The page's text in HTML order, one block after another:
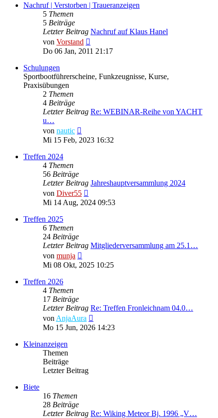
Nachruf | Verstorben | Traueranzeigen
5 Themen
5 Beiträge
Letzter Beitrag Nachruf auf Klaus Hanel
von Vorstand
Beitrag
Do 06 Jan, 2011 21:17
Schulungen
Sportbootführerscheine, Funkzeugnisse, Kurse,
Praxisübungen
2 Themen
4 Beiträge
Letzter Beitrag Re: WEBINAR-Reihe von YACHT
u…
von nautic
Beitrag
Mi 15 Feb, 2023 16:32
Treffen 2024
4 Themen
56 Beiträge
Letzter Beitrag Jahreshauptversammlung 2024
von Diver55
Beitrag
Mi 14 Aug, 2024 09:53
Treffen 2025
6 Themen
24 Beiträge
Letzter Beitrag Mitgliederversammlung am 25.1…
von munja
Beitrag
Mi 08 Okt, 2025 10:25
Treffen 2026
4 Themen
17 Beiträge
Letzter Beitrag Re: Treffen Fronleichnam 04.0…
von AnjaAura
Beitrag
Mo 15 Jun, 2026 14:23
Kleinanzeigen
Themen
Beiträge
Letzter Beitrag
Biete
16 Themen
28 Beiträge
Letzter Beitrag Re: Wiking Meteor Bj. 1996 „V…